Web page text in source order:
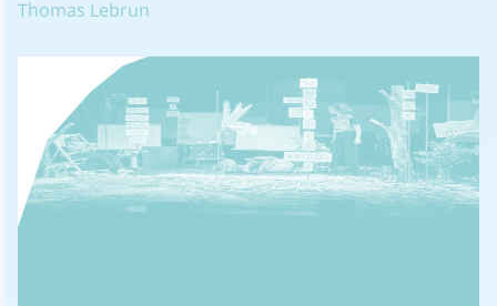
Thomas Lebrun